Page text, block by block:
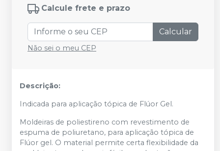
Calcule frete e prazo
Calcular
Não sei o meu CEP
Descrição:
Indicada para aplicação tópica de Flúor Gel.
Moldeiras de poliestireno com revestimento de
espuma de poliuretano, para aplicação tópica de
Flúor gel. O material permite certa flexibilidade da